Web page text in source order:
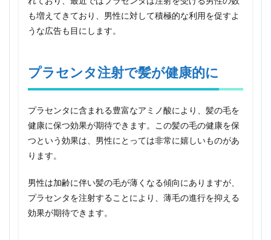
滋養
強壮
効果
セン
タ注
射の
リッ
ト
8.1
男性
ンタ
注射
をし
ても
も増えてきており、男性に対して積極的な利用を促すよ
うな広告も目にします。
プラセンタ注射で髪が健康的に
プラセンタに含まれる豊富なアミノ酸により、髪の毛を
健康に保つ効果が期待できます。この髪の毛の健康を保
つという効果は、男性にとっては非常に嬉しいものがあ
ります。
男性は加齢に伴い髪の毛が薄くなる傾向にありますが、
プラセンタを注射することにより、薄毛の進行を抑える
効果が期待できます。